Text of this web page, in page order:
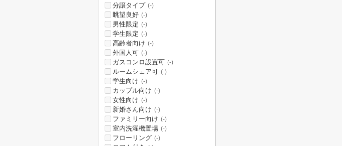
分譲タイプ (-)
眺望良好 (-)
男性限定 (-)
学生限定 (-)
高齢者向け (-)
外国人可 (-)
ガスコンロ設置可 (-)
ルームシェア可 (-)
学生向け (-)
カップル向け (-)
女性向け (-)
新婚さん向け (-)
ファミリー向け (-)
室内洗濯機置場 (-)
フローリング (-)